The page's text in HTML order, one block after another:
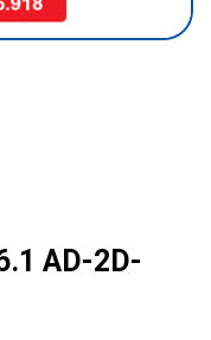
AD-2D-